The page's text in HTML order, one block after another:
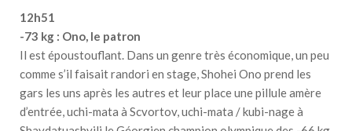
12h51
-73 kg : Ono, le patron
Il est époustouflant. Dans un genre très économique, un peu
comme s’il faisait randori en stage, Shohei Ono prend les
gars les uns après les autres et leur place une pillule amère
d’entrée, uchi-mata à Scvortov, uchi-mata / kubi-nage à